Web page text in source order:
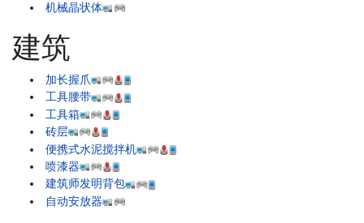
机械晶状体
建筑
加长握爪
工具腰带
工具箱
砖层
便携式水泥搅拌机
喷漆器
建筑师发明背包
自动安放器